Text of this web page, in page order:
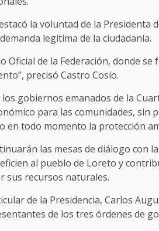
la voluntad de la Presidenta
legítima de la ciudadanía.
Oficial de la Federación, donde se
precisó Castro Cosío.
gobiernos emanados de la
para las comunidades, sin
todo momento la protección
las mesas de diálogo con
al pueblo de Loreto y
sus recursos naturales.
de la Presidencia, Carlos
de los tres órdenes de